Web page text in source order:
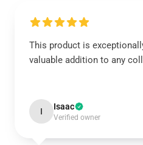
This product is
valuable addition to any
I Isaac
Verified owner